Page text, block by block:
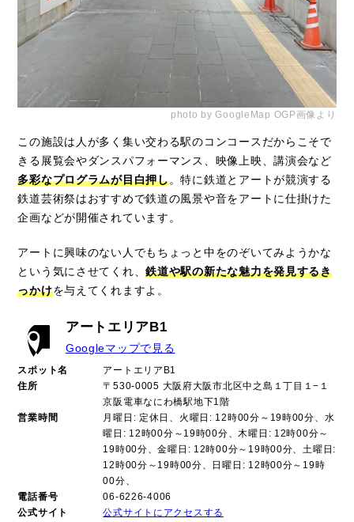
photo by GoogleMap OGP画像より
この施設は人が多く集い交わる駅のコンコースだからこそで
きる展覧会やダンスパフォーマンス、映像上映、講演会など
多彩なプログラムが目白押し。特に鉄道とアートが競演する
鉄道芸術祭はおすすめで鉄道の風景や音をアートに仕掛けた
企画などが開催されています。
アートに興味のない人でもちょっと中をのぞいてみようかな
という気にさせてくれ、鉄道や駅の新たな魅力を発見するき
っかけを与えてくれますよ。
アートエリアB1
Googleマップで見る
スポット名
アートエリアB1
住所
〒530-0005 大阪府大阪市北区中之島１丁目１−１
京阪電車なにわ橋駅地下1階
営業時間
月曜日: 定休日、火曜日: 12時00分～19時00分、水
曜日: 12時00分～19時00分、木曜日: 12時00分～
19時00分、金曜日: 12時00分～19時00分、土曜日:
12時00分～19時00分、日曜日: 12時00分～19時
00分、
電話番号
06-6226-4006
公式サイト
公式サイトにアクセスする